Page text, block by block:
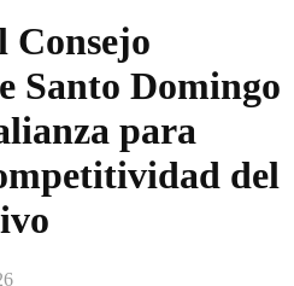
Consejo
Santo Domingo
para
del